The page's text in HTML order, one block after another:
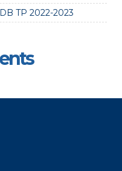
TP 2022-2023